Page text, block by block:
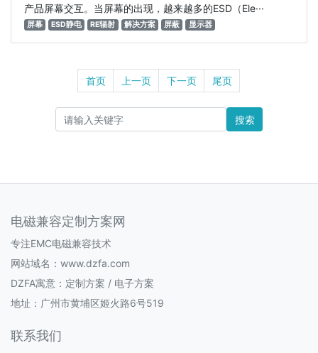
产品屏幕交互。当屏幕的出现，越来越多的ESD（Ele···
屏幕 ESD静电 RE辐射 解决方案 屏蔽 显示器
首页 上一页 下一页 尾页
搜索
电磁兼容定制方案网
专注EMC电磁兼容技术
网站域名：www.dzfa.com
DZFA寓意：定制方案 / 电子方案
地址：广州市黄埔区姬火路6号519
联系我们